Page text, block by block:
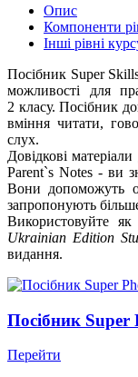
Опис
Компоненти
Інші рівні
Посібник Super
можливості для
2 класу. Посібник
вміння читати,
слух.
Довідкові
Parent`s Notes - ви
Вони допоможуть
запропонують
Використовуйте
Ukrainian Edition
видання.
Посібник Super
Перейти